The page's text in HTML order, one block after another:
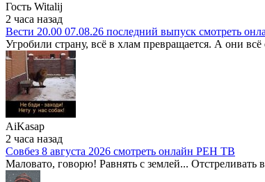
Гость Witalij
2 часа назад
Вести 20.00 07.08.26 последний выпуск смотреть
Угробили страну, всё в хлам превращается. А они
AiKasap
2 часа назад
Совбез 8 августа 2026 смотреть онлайн РЕН ТВ
Маловато, говорю! Равнять с землей... Отстреливать